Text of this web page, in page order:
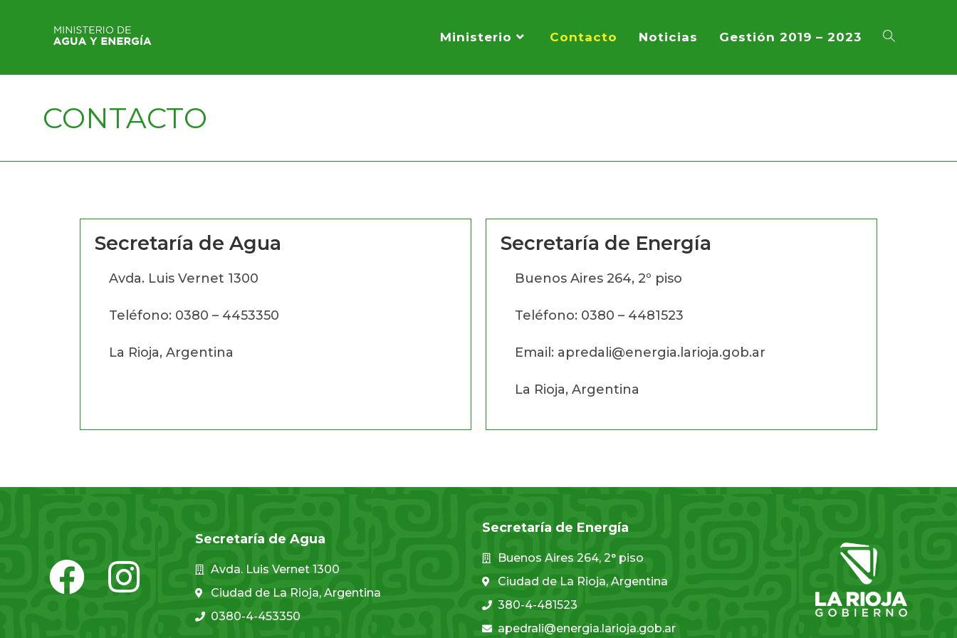
Ministerio Contacto Noticias Gestión 2019 – 2023
CONTACTO
Secretaría de Agua
Avda. Luis Vernet 1300
Teléfono: 0380 – 4453350
La Rioja, Argentina
Secretaría de Energía
Buenos Aires 264, 2º piso
Teléfono: 0380 – 4481523
Email: apredali@energia.larioja.gob.ar
La Rioja, Argentina
Secretaría de Agua
Avda. Luis Vernet 1300
Ciudad de La Rioja, Argentina
0380-4-453350
Secretaría de Energía
Buenos Aires 264, 2° piso
Ciudad de La Rioja, Argentina
380-4-481523
apedrali@energia.larioja.gob.ar